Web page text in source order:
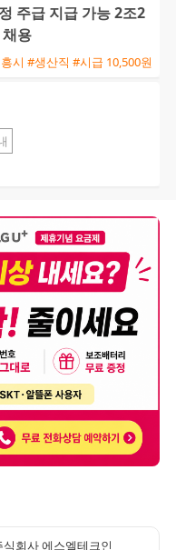
주급 지급 가능 2조2
용
시 #생산직 #시급 10,500원
식회사 에스엘테크인